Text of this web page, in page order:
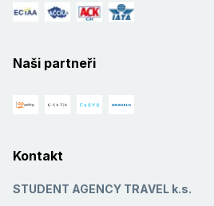
Naši partneři
Kontakt
STUDENT AGENCY TRAVEL k.s.